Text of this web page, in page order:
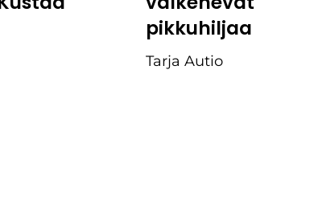
pikkuhiljaa
Tarja Autio